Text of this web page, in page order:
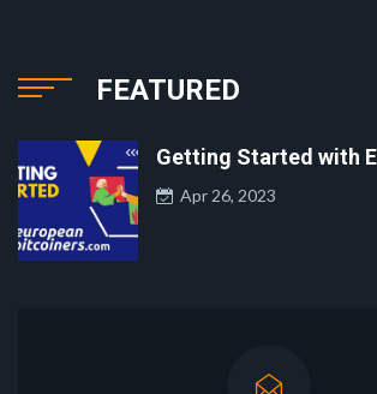
FEATURED
Getting Started with
Apr 26, 2023